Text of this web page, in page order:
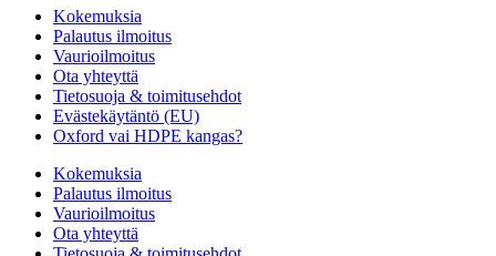
Kokemuksia
Palautus ilmoitus
Vaurioilmoitus
Ota yhteyttä
Tietosuoja & toimitusehdot
Evästekäytäntö (EU)
Oxford vai HDPE kangas?
Kokemuksia
Palautus ilmoitus
Vaurioilmoitus
Ota yhteyttä